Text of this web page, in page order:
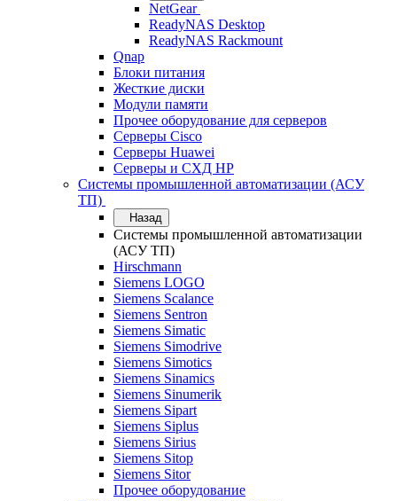
NetGear
ReadyNAS Desktop
ReadyNAS Rackmount
Qnap
Блоки питания
Жесткие диски
Модули памяти
Прочее оборудование для серверов
Серверы Cisco
Серверы Huawei
Серверы и СХД HP
Системы промышленной автоматизации (АСУ
ТП)
Назад
Системы промышленной автоматизации
(АСУ ТП)
Hirschmann
Siemens LOGO
Siemens Scalance
Siemens Sentron
Siemens Simatic
Siemens Simodrive
Siemens Simotics
Siemens Sinamics
Siemens Sinumerik
Siemens Sipart
Siemens Siplus
Siemens Sirius
Siemens Sitop
Siemens Sitor
Прочее оборудование